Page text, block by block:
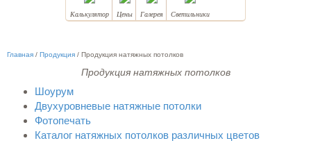
Калькулятор Цены Галерея Светильники
Главная / Продукция / Продукция натяжных потолков
Продукция натяжных потолков
Шоурум
Двухуровневые натяжные потолки
Фотопечать
Каталог натяжных потолков различных цветов